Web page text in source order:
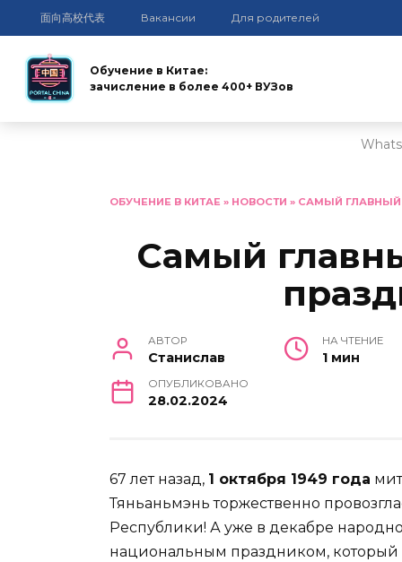
面向高校代表 Вакансии Для родителей
Обучение в Китае:
зачисление в более 400+ ВУЗов
ОБУЧЕНИЕ В КИТАЕ » НОВОСТИ » САМЫЙ
Самый
АВТОР
Станислав
НА ЧТЕНИЕ
1 мин
ОПУБЛИКОВАНО
28.02.2024
67 лет назад, 1 октября 1949 года
Тяньаньмэнь торжественно
Республики! А уже в декабре
национальным праздником, который